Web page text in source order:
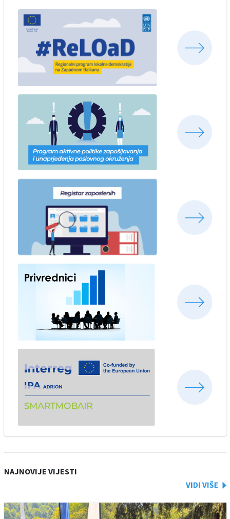
NAJNOVIJE VIJESTI